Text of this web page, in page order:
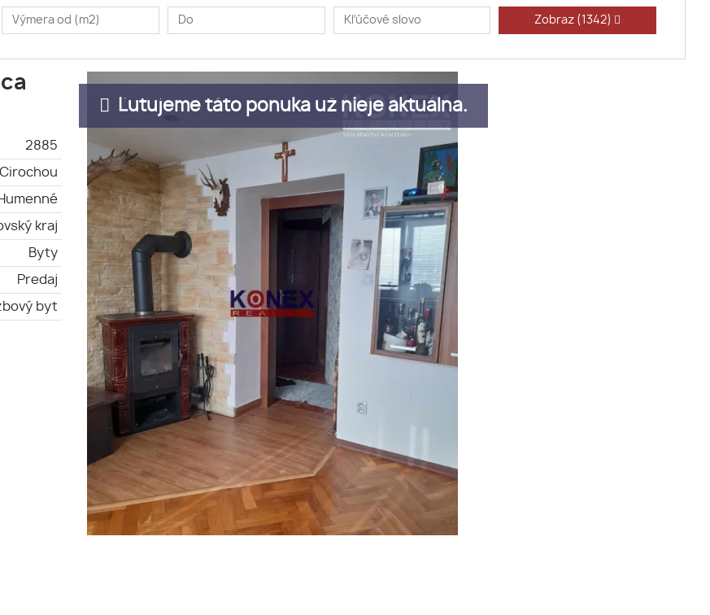
Zobraz (1342)
2885
kraj
Byty
Predaj
byt
Ľutujeme táto ponuka už nieje aktuálna.